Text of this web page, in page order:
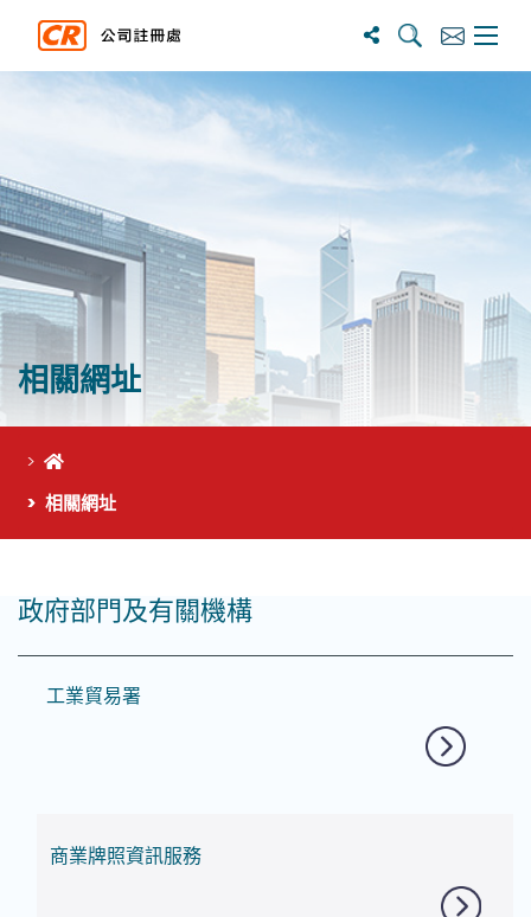
搜寻 订阅主选
相關網址
首頁
相關網址
這個頁面的主要內容
政府部門及有關機構
工業貿易署
商業牌照資訊服務